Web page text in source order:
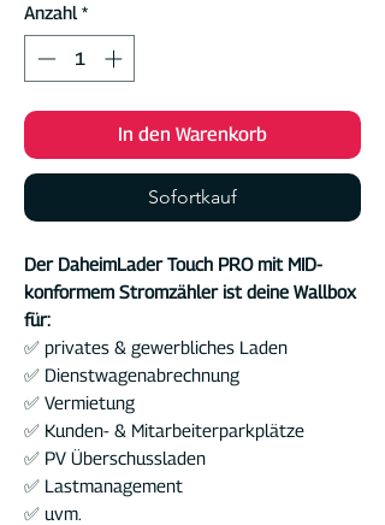
Anzahl *
In den Warenkorb
Sofortkauf
Der DaheimLader Touch PRO mit MID-
konformem Stromzähler ist deine Wallbox
für:
✅ privates & gewerbliches Laden
✅ Dienstwagenabrechnung
✅ Vermietung
✅ Kunden- & Mitarbeiterparkplätze
✅ PV Überschussladen
✅ Lastmanagement
✅ uvm.